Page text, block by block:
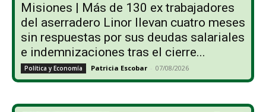
Misiones | Más de 130 ex trabajadores
del aserradero Linor llevan cuatro meses
sin respuestas por sus deudas salariales
e indemnizaciones tras el cierre...
Política y Economía Patricia Escobar - 07/08/2026